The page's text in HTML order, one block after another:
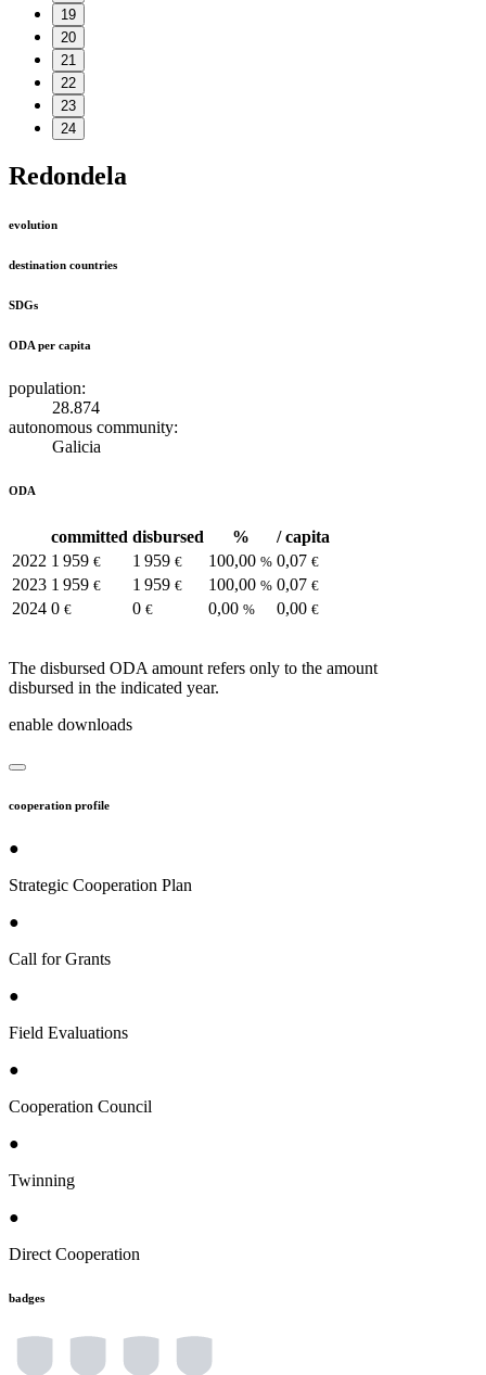
19
20
21
22
23
24
Redondela
evolution
destination countries
SDGs
ODA per capita
population:
28.874
autonomous community:
Galicia
ODA
committed disbursed %
/ capita
2022 1 959 € 1 959 € 100,00 % 0,07 €
2023 1 959 € 1 959 € 100,00 % 0,07 €
2024 0 € 0 € 0,00 % 0,00 €
The disbursed ODA amount refers only to the amount
disbursed in the indicated year.
enable downloads
cooperation profile
●
Strategic Cooperation Plan
●
Call for Grants
●
Field Evaluations
●
Cooperation Council
●
Twinning
●
Direct Cooperation
badges